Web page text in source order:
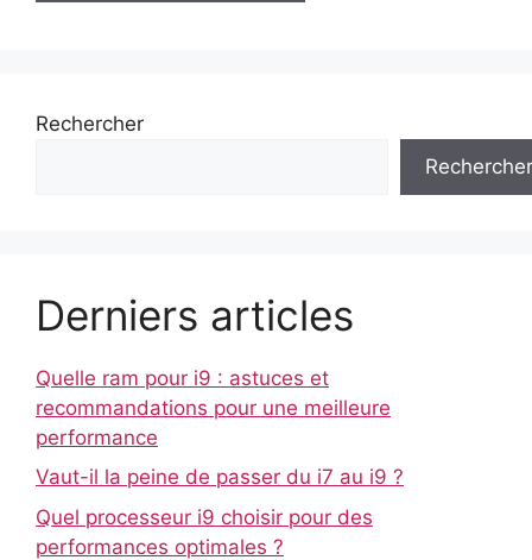
Rechercher
Rechercher
Derniers articles
Quelle ram pour i9 : astuces et
recommandations pour une meilleure
performance
Vaut-il la peine de passer du i7 au i9 ?
Quel processeur i9 choisir pour des
performances optimales ?